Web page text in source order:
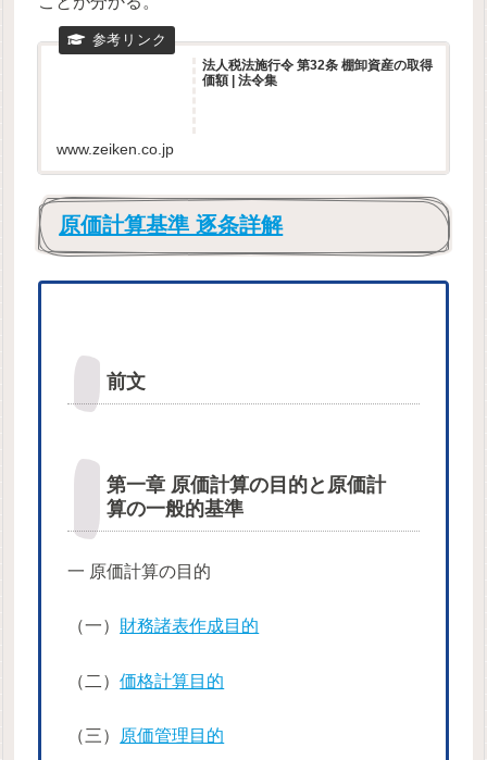
法人税法施行令 第32条 棚卸資産の取得
価額 | 法令集
www.zeiken.co.jp
原価計算基準 逐条詳解
前文
第一章 原価計算の目的と原価計
算の一般的基準
一 原価計算の目的
（一） 財務諸表作成目的
（二）価格計算目的
（三） 原価管理目的